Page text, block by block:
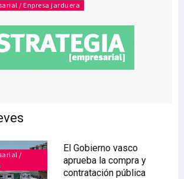
/ Enpresa jarduera
/
El Gobierno vasco
aprueba la compra y
contratación pública